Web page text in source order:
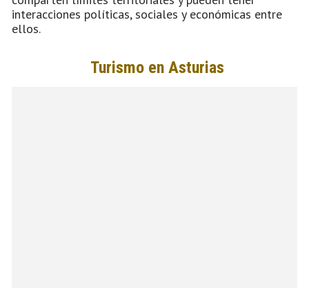
interacciones políticas, sociales y económicas entre
ellos.